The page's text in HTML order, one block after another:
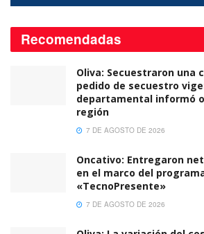
Recomendadas
Oliva: Secuestraron una
pedido de secuestro
departamental informó
región
7 DE AGOSTO DE 2026
Oncativo: Entregaron
en el marco del
«TecnoPresente»
7 DE AGOSTO DE 2026